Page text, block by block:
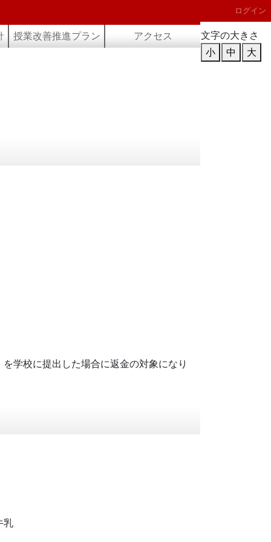
ログイン
文字の大きさ
小
中 大
授業改善推進プラン アクセス
学校に提出した場合に返金の対象になり
乳